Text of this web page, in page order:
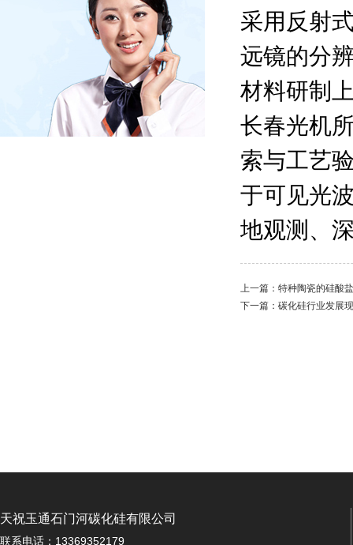
采用反射
远镜的分
材料研制
长春光机
索与工艺
于可见光
地观测、
上一篇： 特种陶瓷的硅酸
下一篇： 碳化硅行业发展
天祝玉通石门河碳化硅有限公司
联系电话：13369352179